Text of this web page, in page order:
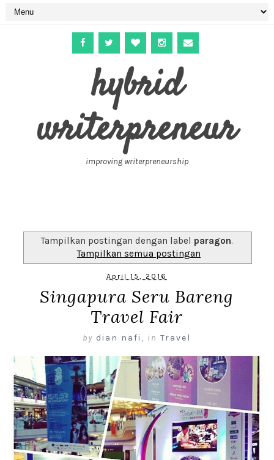
hybrid
writerpreneur
improving writerpreneurship
Tampilkan postingan dengan label paragon.
Tampilkan semua postingan
April 15, 2016
Singapura Seru Bareng
Travel Fair
by dian nafi , in Travel